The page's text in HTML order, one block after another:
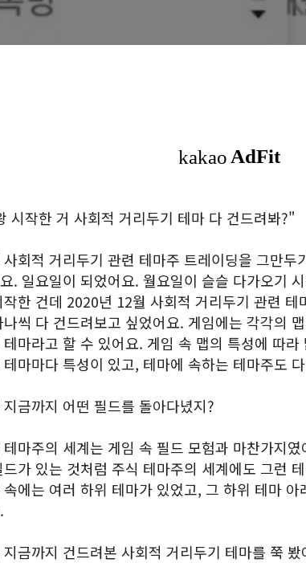
시작한 거 사회적 거리두기 테마 다 건드려봐?"
사회적 거리두기 관련 테마주 트레이딩을 그만두
. 일요일이 되었어요. 월요일이 슬슬 다가오기
작한 건데 2020년 12월 사회적 거리두기 관련 테
나씩 다 건드려보고 싶었어요. 게임에는 각각의
테마라고 할 수 있어요. 게임 속 맵의 특성에 따
테마마다 특성이 있고, 테마에 속하는 테마주도
지금까지 어떤 필드를 돌아다녔지?
테마주의 세계는 게임 속 필드 모험과 마찬가지
드가 있는 것처럼 주식 테마주의 세계에도 그런
속에는 여러 하위 테마가 있었고, 그 하위 테마
금까지 건드려본 사회적 거리두기 테마를 쭉 봤